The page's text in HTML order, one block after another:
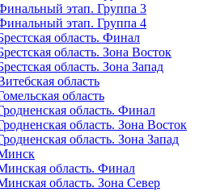
этап. Группа 3
этап. Группа 4
область. Финал
область. Зона Восток
область. Зона Запад
область
область
область. Финал
область. Зона Восток
область. Зона Запад
область. Финал
область. Зона Север